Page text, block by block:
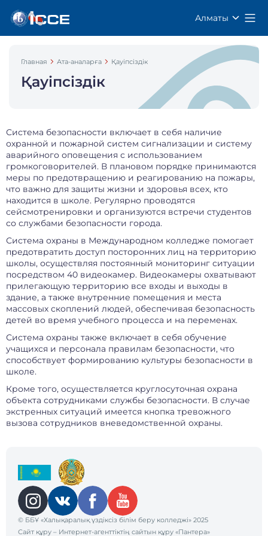
Алматы
Главная Ата-аналарға Қауіпсіздік
Қауіпсіздік
Система безопасности включает в себя наличие
охранной и пожарной систем сигнализации и систему
аварийного оповещения с использованием
громкоговорителей. В плановом порядке принимаются
меры по предотвращению и реагированию на пожары,
что важно для защиты жизни и здоровья всех, кто
находится в школе. Регулярно проводятся
сейсмотренировки и организуются встречи студентов
со службами безопасности города.
Система охраны в Международном колледже помогает
предотвратить доступ посторонних лиц на территорию
школы, осуществляя постоянный мониторинг ситуации
посредством 40 видеокамер. Видеокамеры охватывают
прилегающую территорию все входы и выходы в
здание, а также внутренние помещения и места
массовых скоплений людей, обеспечивая безопасность
детей во время учебного процесса и на переменах.
Система охраны также включает в себя обучение
учащихся и персонала правилам безопасности, что
способствует формированию культуры безопасности в
школе.
Кроме того, осуществляется круглосуточная охрана
объекта сотрудниками службы безопасности. В случае
экстренных ситуаций имеется кнопка тревожного
вызова сотрудников вневедомственной охраны.
© ББҰ «Халықаралық үздіксіз білім беру колледжі» 2025
Сайт құру – Интернет-агенттіктің сайтын құру «Пантера»